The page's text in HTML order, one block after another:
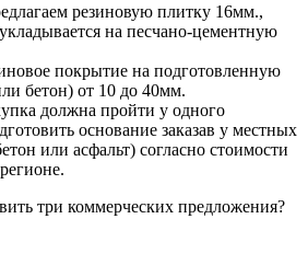
резиновую плитку 16мм.,
на песчано-цементную
покрытие на подготовленную
бетон) от 10 до 40мм.
должна пройти у одного
основание заказав у местных
или асфальт) согласно стоимости
три коммерческих предложения?